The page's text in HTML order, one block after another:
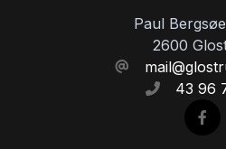
Paul
2600
43 96